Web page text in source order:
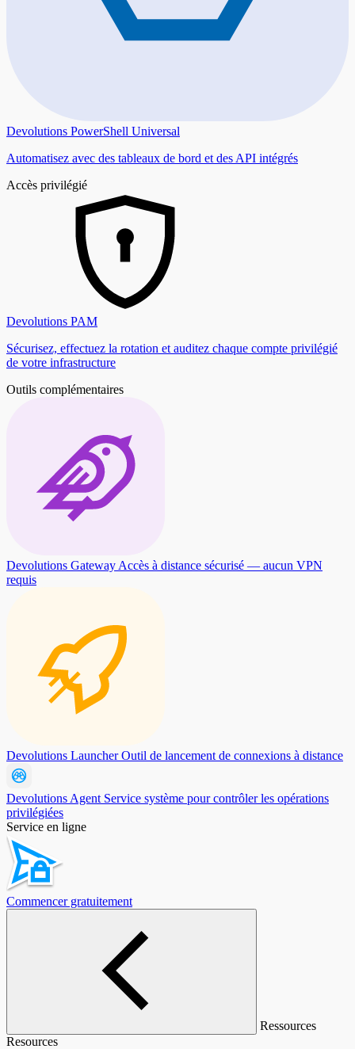
Devolutions PowerShell Universal
Automatisez avec des tableaux de bord et des API intégrés
Accès privilégié
Devolutions PAM
Sécurisez, effectuez la rotation et auditez chaque compte privilégié
de votre infrastructure
Outils complémentaires
Devolutions Gateway Accès à distance sécurisé — aucun VPN
requis
Devolutions Launcher Outil de lancement de connexions à distance
Devolutions Agent Service système pour contrôler les opérations
privilégiées
Service en ligne
Commencer gratuitement
Ressources
Resources